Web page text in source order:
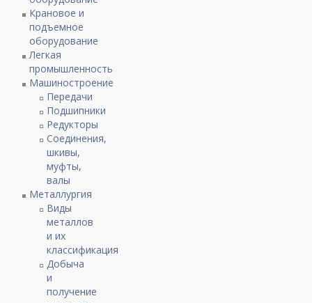
Крановое и
подъемное
оборудование
Легкая
промышленность
Машиностроение
Передачи
Подшипники
Редукторы
Соединения,
шкивы,
муфты,
валы
Металлургия
Виды
металлов
и их
классификация
Добыча
и
получение